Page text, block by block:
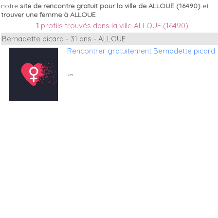
notre site de rencontre gratuit pour la ville de ALLOUE (16490) et
trouver une femme à ALLOUE
1 profils trouvés dans la ville ALLOUE (16490)
Bernadette picard - 31 ans - ALLOUE
Rencontrer gratuitement Bernadette picard
""